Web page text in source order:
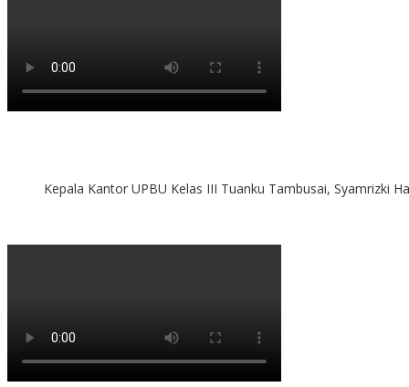
Kepala Kantor UPBU Kelas III Tuanku Tambusai, Syamrizki